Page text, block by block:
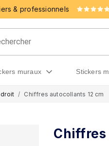
& professionnels
muraux stickers
Chiffres autocollants 12 cm
Chiffres